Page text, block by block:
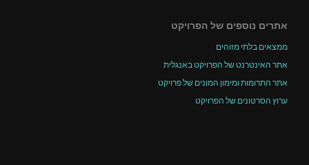
אתרים נוספים של הפרויקט
ממצאים בלתי מזוהים
אתר האינטרנט של הפרויקט באנגלית
אתר התרומות ומימון המונים של פרויקט
ערוץ הסרטונים של הפרויקט